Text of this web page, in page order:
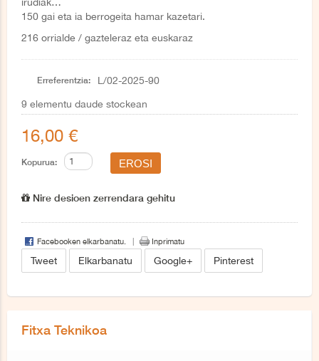
150 gai eta ia berrogeita hamar kazetari.
216 orrialde / gazteleraz eta euskaraz
Erreferentzia: L/02-2025-90
9 elementu daude stockean
16,00 €
Kopurua:
Nire desioen zerrendara gehitu
Facebooken elkarbanatu. Inprimatu
Tweet Elkarbanatu Google+ Pinterest
Fitxa Teknikoa